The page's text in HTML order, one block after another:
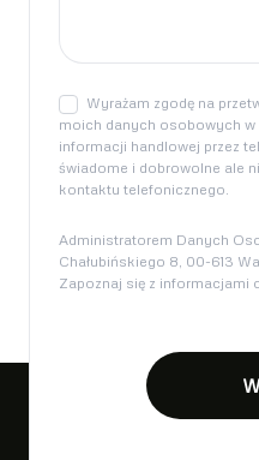
Wyrażam zgodę na
moich danych osobowych w
informacji handlowej przez
świadome i dobrowolne ale
kontaktu telefonicznego.
Administratorem Danych
Chałubińskiego 8, 00-613
Zapoznaj się z informacjami